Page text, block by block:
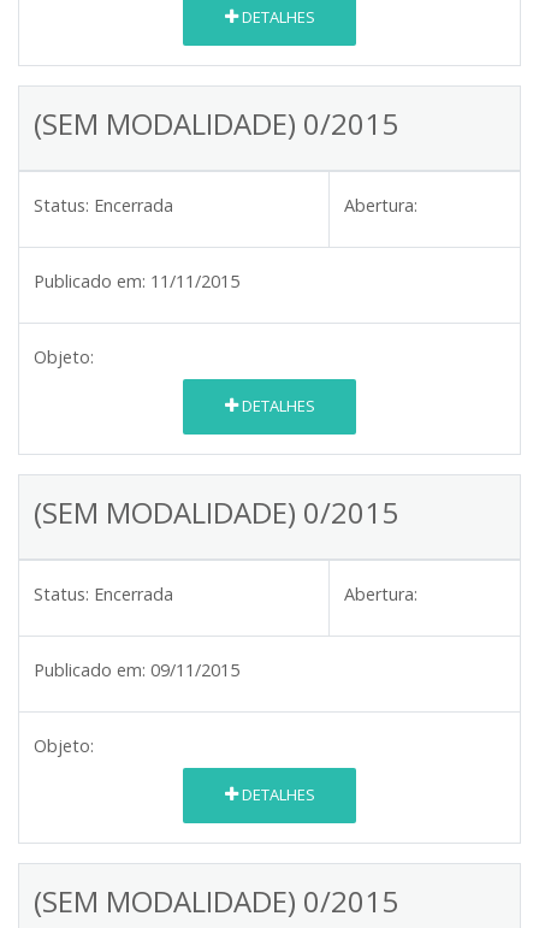
DETALHES
(SEM MODALIDADE) 0/2015
Status: Encerrada Abertura:
Publicado em: 11/11/2015
Objeto:
DETALHES
(SEM MODALIDADE) 0/2015
Status: Encerrada Abertura:
Publicado em: 09/11/2015
Objeto:
DETALHES
(SEM MODALIDADE) 0/2015